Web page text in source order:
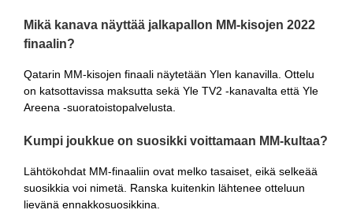
Mikä kanava näyttää jalkapallon MM-kisojen 2022
finaalin?
Qatarin MM-kisojen finaali näytetään Ylen kanavilla. Ottelu
on katsottavissa maksutta sekä Yle TV2 -kanavalta että Yle
Areena -suoratoistopalvelusta.
Kumpi joukkue on suosikki voittamaan MM-kultaa?
Lähtökohdat MM-finaaliin ovat melko tasaiset, eikä selkeää
suosikkia voi nimetä. Ranska kuitenkin lähtenee otteluun
lievänä ennakkosuosikkina.